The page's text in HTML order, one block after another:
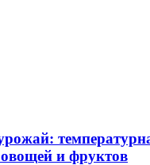
и фруктов